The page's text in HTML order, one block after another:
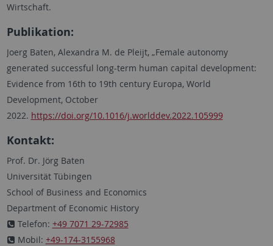
Wirtschaft.
Publikation:
Joerg Baten, Alexandra M. de Pleijt, „Female autonomy
generated successful long-term human capital development:
Evidence from 16th to 19th century Europa, World
Development, October
2022. https://doi.org/10.1016/j.worlddev.2022.105999
Kontakt:
Prof. Dr. Jörg Baten
Universität Tübingen
School of Business and Economics
Department of Economic History
Telefon: +49 7071 29-72985
Mobil: +49-174-3155968